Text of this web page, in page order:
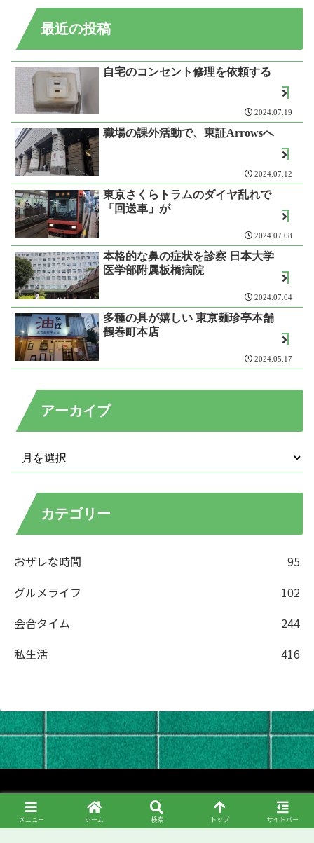
最近の投稿
自宅のコンセント修理を依頼する
2024.07.19
職場の課外活動で、東証Arrowsへ
2024.07.12
東京さくらトラムのダイヤ乱れで
「回送車」が
2024.07.08
本格的な鼻の症状を診察 日本大学
医学部附属板橋病院
2024.07.04
多種の具が嬉しい 東京麺珍亭本舗
鶴巻町本店
2024.05.17
アーカイブ
カテゴリー
おザレな時間
95
グルメライフ
102
会合タイム
244
私生活
416
Copyright © 2011K2PIA Japan Networks All Rights Reserved.
メニュー ホーム 検索 トップ サイドバー